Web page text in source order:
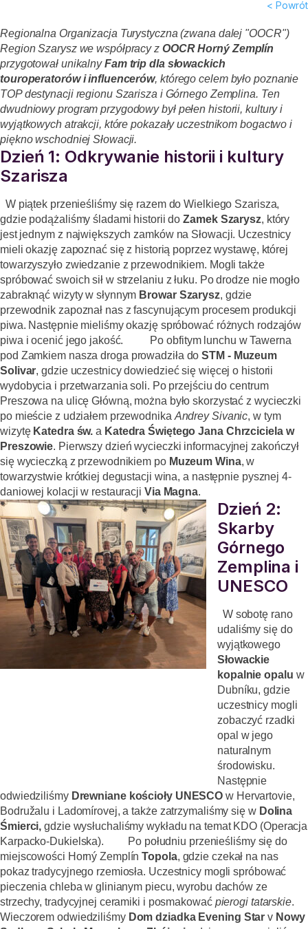
< Powrót
Regionalna Organizacja Turystyczna (zwana dalej "OOCR")
Region Szarysz we współpracy z OOCR Horný Zemplín
przygotował unikalnyFam trip dla słowackich
touroperatorów i influencerów, którego celem było poznanie
TOP destynacji regionu Szarisza i Górnego Zemplina. Ten
dwudniowy program przygodowy był pełen historii, kultury i
wyjątkowych atrakcji, które pokazały uczestnikom bogactwo i
piękno wschodniej Słowacji.
Dzień 1: Odkrywanie historii i kultury
Szarisza
W piątek przenieśliśmy się razem do Wielkiego Szarisza,
gdzie podążaliśmy śladami historii doZamek Szarysz, który
jest jednym z największych zamków na Słowacji. Uczestnicy
mieli okazję zapoznać się z historią poprzez wystawę, której
towarzyszyło zwiedzanie z przewodnikiem. Mogli także
spróbować swoich sił w strzelaniu z łuku. Po drodze nie mogło
zabraknąć wizyty w słynnym Browar Szarysz, gdzie
przewodnik zapoznał nas z fascynującym procesem produkcji
piwa. Następnie mieliśmy okazję spróbować różnych rodzajów
piwa i ocenić jego jakość.
Po obfitym lunchu wTawerna
pod Zamkiemnasza droga prowadziła doSTM - Muzeum
Solivar, gdzie uczestnicydowiedzieć się więcej o historii
wydobycia i przetwarzania soli. Po przejściu do centrum
Preszowa na ulicę Główną, można było skorzystać z wycieczki
po mieście z udziałem przewodnika Andrey Sivanic, w tym
wizytę Katedra św. a Katedra Świętego Jana Chrzciciela w
Preszowie. Pierwszy dzień wycieczki informacyjnej zakończył
się wycieczką z przewodnikiem po Muzeum Wina, w
towarzystwie krótkiej degustacji wina, a następnie pysznej 4-
daniowej kolacji w restauracji Via Magna.
Dzień 2:
Skarby
Górnego
Zemplina i
UNESCO
W sobotę rano
udaliśmy się do
wyjątkowego
Słowackie
kopalnie opalu w
Dubníku, gdzie
uczestnicy mogli
zobaczyć rzadki
opal w jego
naturalnym
środowisku.
Następnie
odwiedziliśmy Drewniane kościoły UNESCO w Hervartovie,
Bodružalu i Ladomírovej, a także zatrzymaliśmy się w Dolina
Śmierci, gdzie wysłuchaliśmy wykładu na temat KDO (Operacja
Karpacko-Dukielska).
Po południu przenieśliśmy się do
miejscowości Horný ZemplínTopola, gdzie czekał na nas
pokaz tradycyjnego rzemiosła. Uczestnicy mogli spróbować
pieczenia chleba w glinianym piecu, wyrobu dachów ze
strzechy, tradycyjnej ceramiki i posmakować pierogi tatarskie.
Wieczorem odwiedziliśmyDom dziadka Evening Star v Nowy